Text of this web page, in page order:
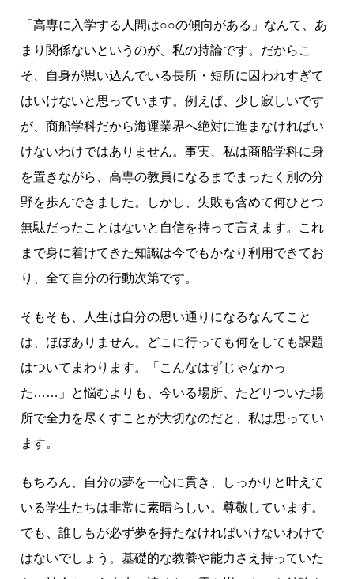
「高専に入学する人間は○○の傾向がある」なんて、あ
まり関係ないというのが、私の持論です。だからこ
そ、自身が思い込んでいる長所・短所に囚われすぎて
はいけないと思っています。例えば、少し寂しいです
が、商船学科だから海運業界へ絶対に進まなければい
けないわけではありません。事実、私は商船学科に身
を置きながら、高専の教員になるまでまったく別の分
野を歩んできました。しかし、失敗も含めて何ひとつ
無駄だったことはないと自信を持って言えます。これ
まで身に着けてきた知識は今でもかなり利用できてお
り、全て自分の行動次第です。
そもそも、人生は自分の思い通りになるなんてこと
は、ほぼありません。どこに行っても何をしても課題
はついてまわります。「こんなはずじゃなかっ
た……」と悩むよりも、今いる場所、たどりついた場
所で全力を尽くすことが大切なのだと、私は思ってい
ます。
もちろん、自分の夢を一心に貫き、しっかりと叶えて
いる学生たちは非常に素晴らしい。尊敬しています。
でも、誰しもが必ず夢を持たなければいけないわけで
はないでしょう。基礎的な教養や能力さえ持っていた